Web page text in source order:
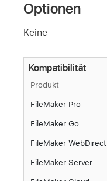
Optionen
Keine
Kompatibilität
Produkt
FileMaker Pro
FileMaker Go
FileMaker WebDirect
FileMaker Server